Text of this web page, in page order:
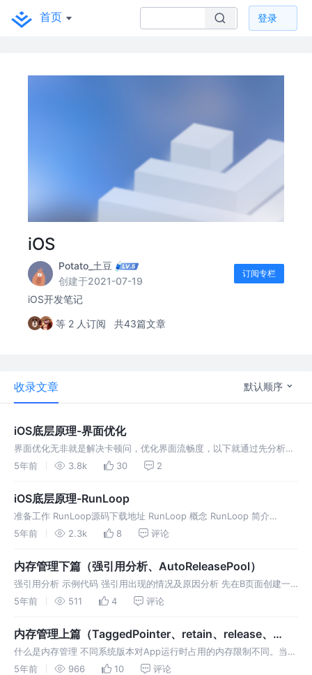
首页 登录
iOS
Potato_土豆
创建于2021-07-19
订阅专栏
iOS开发笔记
等 2 人订阅 共43篇文章
收录文章 默认顺序
iOS底层原理-界面优化
界面优化无非就是解决卡顿问，优化界面流畅度，以下就通过先分析卡
顿的原因，然后再介绍具体的优化方案，来分析如何做界面优化 界面渲
程，大体上
5年前 3.8k 30 2
iOS底层原理-RunLoop
准备工作 RunLoop源码下载地址 RunLoop 概念 RunLoop 简介
RunLoop其实就是一种事务处理的循环，是事件接受、分发的机制的实
5年前 2.3k 8 评论
内存管理下篇（强引用分析、AutoReleasePool）
强引用分析 示例代码 强引用出现的情况及原因分析 先在B页面创建一
个timer,然后从A页面push到B此时timer开始执行然后再pop回到A页
5年前 511 4 评论
内存管理上篇（TaggedPointer、retain、release、
dealloc、retainCount 底层源码分析）
什么是内存管理 不同系统版本对App运行时占用的内存限制不同。当程
序所占用的内存较多时，系统就会发出内存警告，这时就得回收一些不
5年前 966 10 评论